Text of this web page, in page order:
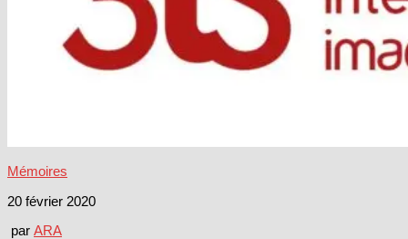
Mémoires
20 février 2020
par ARA